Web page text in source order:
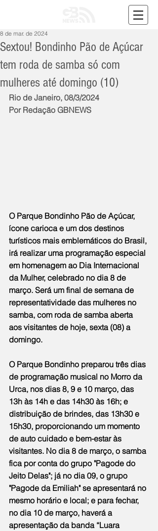
Sextou! Bondinho Pão de Açúcar
tem roda de samba só com
mulheres até domingo (10)
8 de mar. de 2024
Rio de Janeiro, 08/3/2024
Por Redação GBNEWS
O Parque Bondinho Pão de Açúcar,
ícone carioca e um dos destinos
turísticos mais emblemáticos do Brasil,
irá realizar uma programação especial
em homenagem ao Dia Internacional
da Mulher, celebrado no dia 8 de
março. Será um final de semana de
representatividade das mulheres no
samba, com roda de samba aberta
aos visitantes de hoje, sexta (08) a
domingo.
O Parque Bondinho preparou três dias
de programação musical no Morro da
Urca, nos dias 8, 9 e 10 março, das
13h às 14h e das 14h30 às 16h; e
distribuição de brindes, das 13h30 e
15h30, proporcionando um momento
de auto cuidado e bem-estar às
visitantes. No dia 8 de março, o samba
fica por conta do grupo "Pagode do
Jeito Delas"; já no dia 09, o grupo
"Pagode da Emiliah" se apresentará no
mesmo horário e local; e para fechar,
no dia 10 de março, haverá a
apresentação da banda “Luara